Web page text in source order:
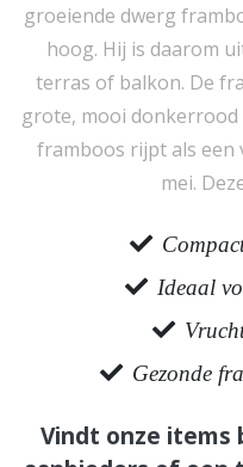
groeiende dwerg
hoog. Hij is daarom
terras of balkon. De
grote, mooi donkerrood
framboos rijpt als een
mei.
Ideaal
Gezonde
Vindt onze items